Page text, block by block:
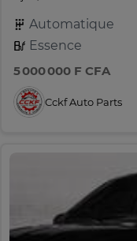
Automatique
Essence
5 000 000 F CFA
Cckf Auto Parts